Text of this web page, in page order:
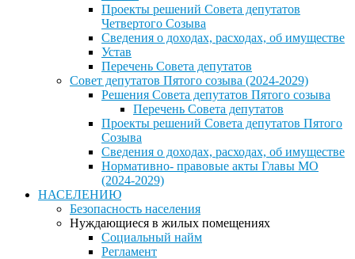
Проекты решений Совета депутатов
Четвертого Созыва
Сведения о доходах, расходах, об имуществе
Устав
Перечень Совета депутатов
Совет депутатов Пятого созыва (2024-2029)
Решения Совета депутатов Пятого созыва
Перечень Совета депутатов
Проекты решений Совета депутатов Пятого
Созыва
Сведения о доходах, расходах, об имуществе
Нормативно- правовые акты Главы МО
(2024-2029)
НАСЕЛЕНИЮ
Безопасность населения
Нуждающиеся в жилых помещениях
Социальный найм
Регламент